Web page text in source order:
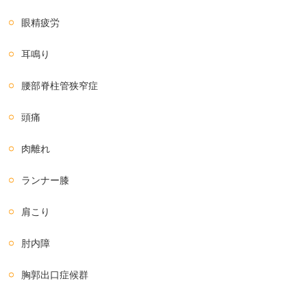
眼精疲労
耳鳴り
腰部脊柱管狭窄症
頭痛
肉離れ
ランナー膝
肩こり
肘内障
胸郭出口症候群